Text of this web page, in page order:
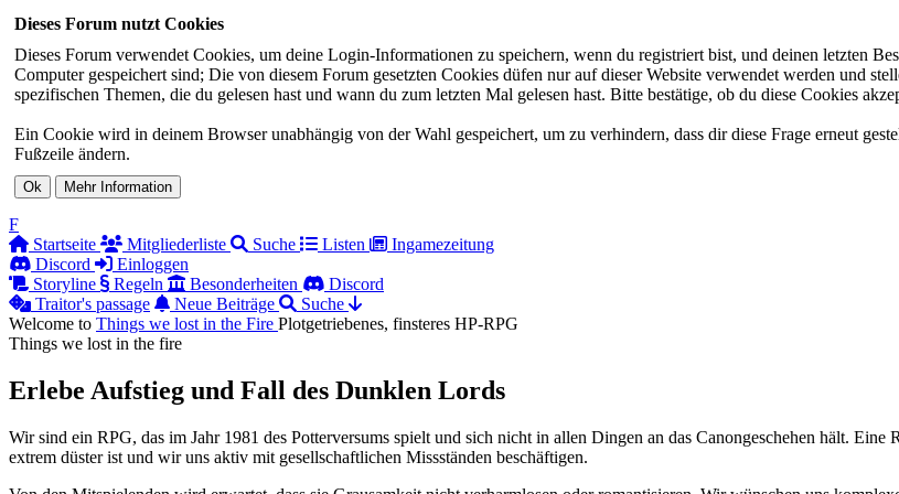
Dieses Forum nutzt Cookies
Dieses Forum verwendet Cookies, um deine Login-Informationen zu speichern, wenn du registriert bist, und deinen letzten
Computer gespeichert sind; Die von diesem Forum gesetzten Cookies düfen nur auf dieser Website verwendet werden und
spezifischen Themen, die du gelesen hast und wann du zum letzten Mal gelesen hast. Bitte bestätige, ob du diese Cookies
Ein Cookie wird in deinem Browser unabhängig von der Wahl gespeichert, um zu verhindern, dass dir diese Frage erneut
Fußzeile ändern.
F
Startseite
Mitgliederliste Suche Listen
Ingamezeitung
Discord
Einloggen
Storyline
Regeln Besonderheiten
Discord
Traitor's passage
Neue Beiträge
Suche
Welcome to Things we lost in the Fire Plotgetriebenes, finsteres HP-RPG
Things we lost in the fire
Erlebe Aufstieg und Fall des Dunklen Lords
Wir sind ein RPG, das im Jahr 1981 des Potterversums spielt und sich nicht in allen Dingen an das Canongeschehen hält.
extrem düster ist und wir uns aktiv mit gesellschaftlichen Missständen beschäftigen.